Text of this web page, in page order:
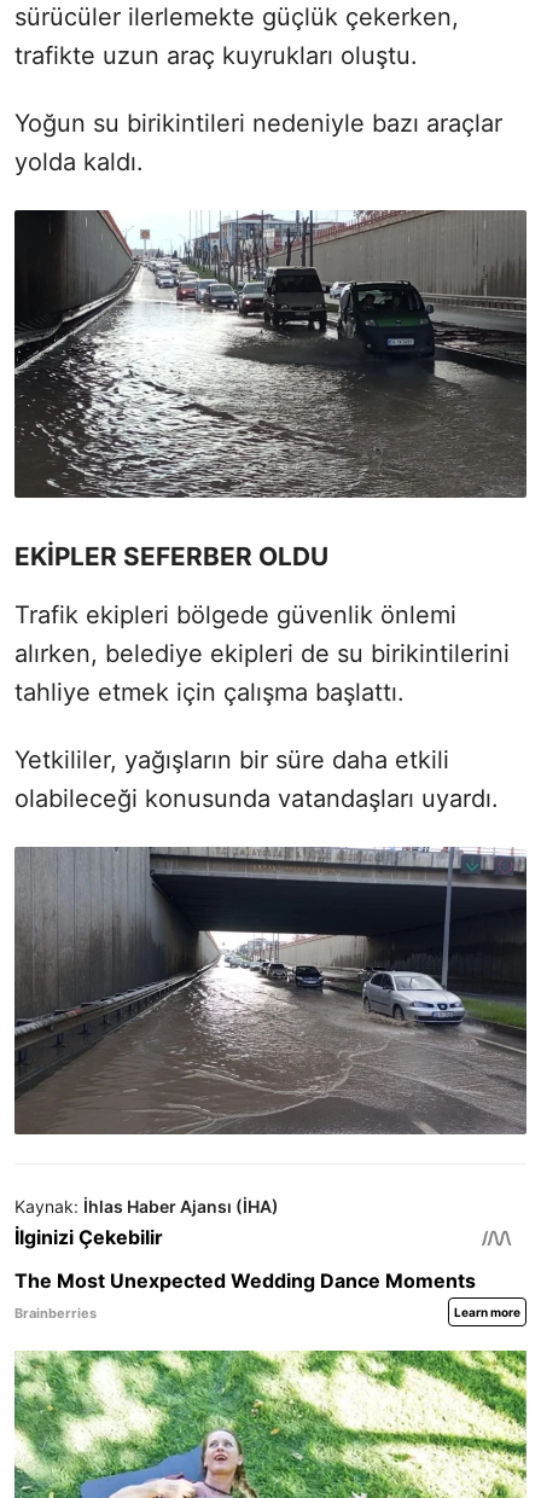
sürücüler ilerlemekte güçlük çekerken,
trafikte uzun araç kuyrukları oluştu.
Yoğun su birikintileri nedeniyle bazı araçlar
yolda kaldı.
EKİPLER SEFERBER OLDU
Trafik ekipleri bölgede güvenlik önlemi
alırken, belediye ekipleri de su birikintilerini
tahliye etmek için çalışma başlattı.
Yetkililer, yağışların bir süre daha etkili
olabileceği konusunda vatandaşları uyardı.
Kaynak: İhlas Haber Ajansı (İHA)